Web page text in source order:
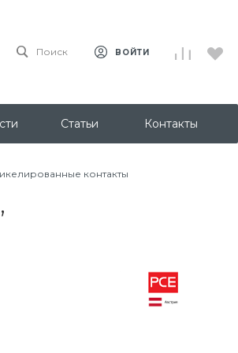
Поиск ВОЙТИ
Статьи Контакты
контакты